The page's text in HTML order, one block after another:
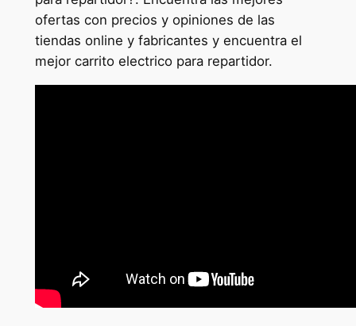
ofertas con precios y opiniones de las
tiendas online y fabricantes y encuentra el
mejor carrito electrico para repartidor.